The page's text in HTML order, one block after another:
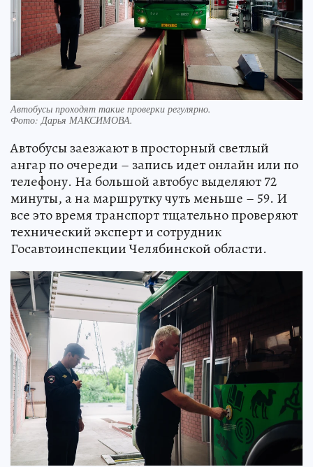
Автобусы проходят такие проверки регулярно.
Фото: Дарья МАКСИМОВА.
Автобусы заезжают в просторный светлый
ангар по очереди – запись идет онлайн или по
телефону. На большой автобус выделяют 72
минуты, а на маршрутку чуть меньше – 59. И
все это время транспорт тщательно проверяют
технический эксперт и сотрудник
Госавтоинспекции Челябинской области.